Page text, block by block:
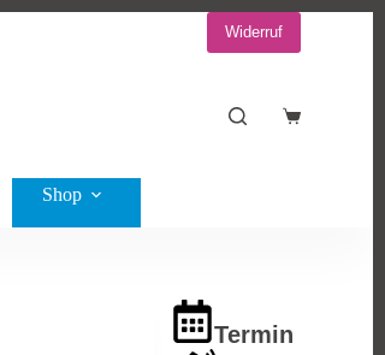
Widerruf
Warenkorb
Shop
Termin